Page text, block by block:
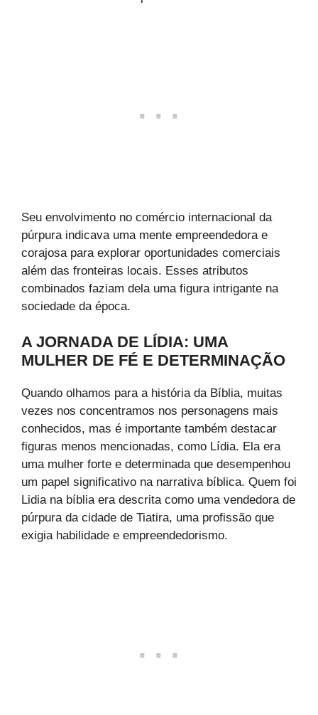
Seu envolvimento no comércio internacional da
púrpura indicava uma mente empreendedora e
corajosa para explorar oportunidades comerciais
além das fronteiras locais. Esses atributos
combinados faziam dela uma figura intrigante na
sociedade da época.
A JORNADA DE LÍDIA: UMA
MULHER DE FÉ E DETERMINAÇÃO
Quando olhamos para a história da Bíblia, muitas
vezes nos concentramos nos personagens mais
conhecidos, mas é importante também destacar
figuras menos mencionadas, como Lídia. Ela era
uma mulher forte e determinada que desempenhou
um papel significativo na narrativa bíblica. Quem foi
Lidia na bíblia era descrita como uma vendedora de
púrpura da cidade de Tiatira, uma profissão que
exigia habilidade e empreendedorismo.